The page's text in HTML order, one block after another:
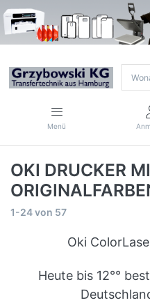
Menü
OKI DRUCKER
1-24von 57
Oki
Heute bis 12°°